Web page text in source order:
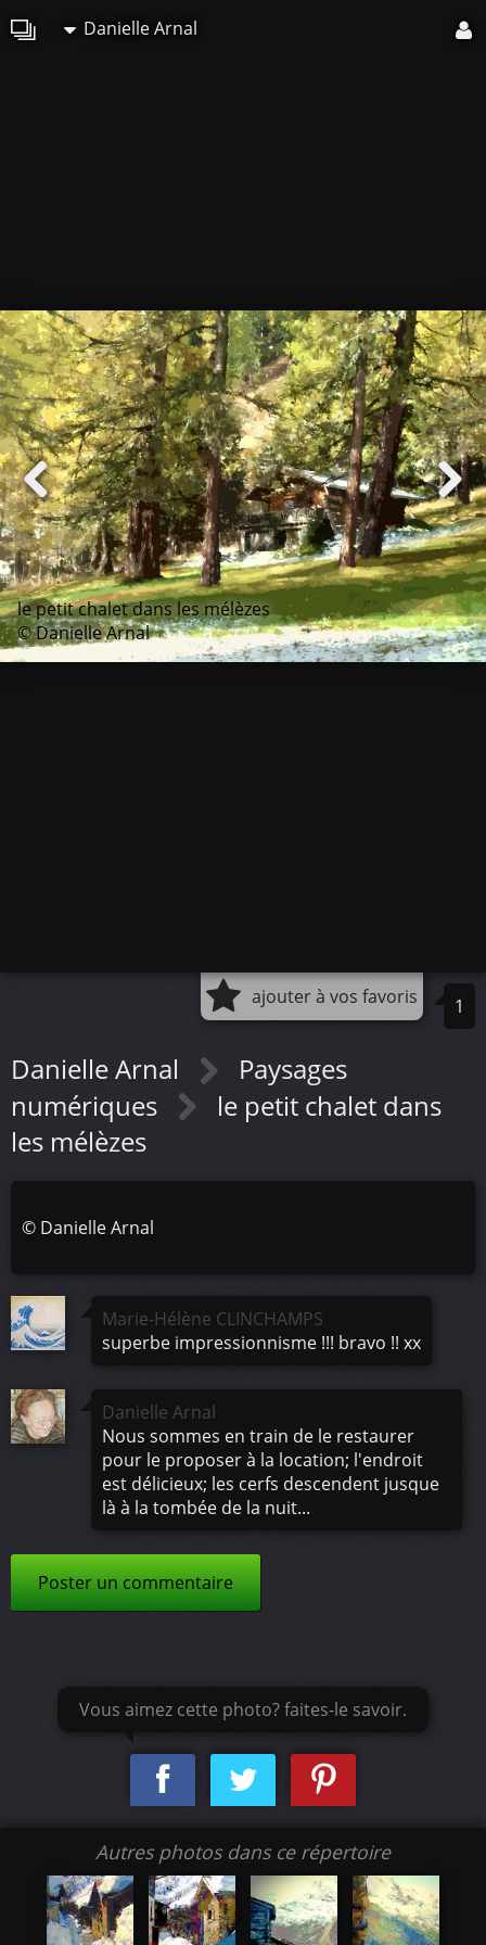
Danielle Arnal
le petit chalet dans les mélèzes
© Danielle Arnal
ajouter à vos favoris 1
Danielle Arnal
Paysages
numériques
le petit chalet dans
les mélèzes
© Danielle Arnal
Marie-Hélène CLINCHAMPS
superbe impressionnisme !!! bravo !! xx
Danielle Arnal
Nous sommes en train de le restaurer
pour le proposer à la location; l'endroit
est délicieux; les cerfs descendent jusque
là à la tombée de la nuit...
Poster un commentaire
Vous aimez cette photo? faites-le savoir.
Autres photos dans ce répertoire